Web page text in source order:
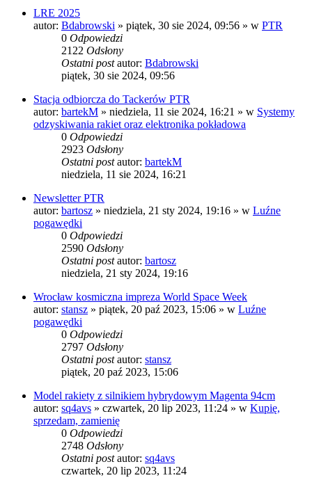
LRE 2025
autor: Bdabrowski » piątek, 30 sie 2024, 09:56 » w PTR
0 Odpowiedzi
2122 Odsłony
Ostatni postautor: Bdabrowski
piątek, 30 sie 2024, 09:56
Stacja odbiorcza do Tackerów PTR
autor: bartekM » niedziela, 11 sie 2024, 16:21 » w Systemy
odzyskiwania rakiet oraz elektronika pokładowa
0 Odpowiedzi
2923 Odsłony
Ostatni postautor: bartekM
niedziela, 11 sie 2024, 16:21
Newsletter PTR
autor: bartosz » niedziela, 21 sty 2024, 19:16 » w Luźne
pogawędki
0 Odpowiedzi
2590 Odsłony
Ostatni postautor: bartosz
niedziela, 21 sty 2024, 19:16
Wrocław kosmiczna impreza World Space Week
autor: stansz » piątek, 20 paź 2023, 15:06 » w Luźne
pogawędki
0 Odpowiedzi
2797 Odsłony
Ostatni postautor: stansz
piątek, 20 paź 2023, 15:06
Model rakiety z silnikiem hybrydowym Magenta 94cm
autor: sq4avs » czwartek, 20 lip 2023, 11:24 » w Kupię,
sprzedam, zamienię
0 Odpowiedzi
2748 Odsłony
Ostatni postautor: sq4avs
czwartek, 20 lip 2023, 11:24